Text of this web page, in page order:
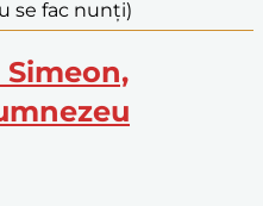
se fac nunți)